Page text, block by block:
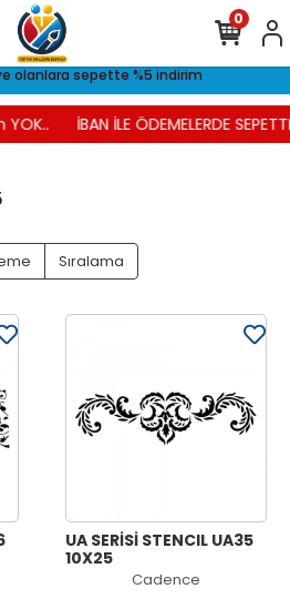
olanlara sepette %5 indirim
İBAN İLE ÖDEMELERDE
0
Sıralama
UA SERİSİ STENCIL UA35
10X25
Cadence